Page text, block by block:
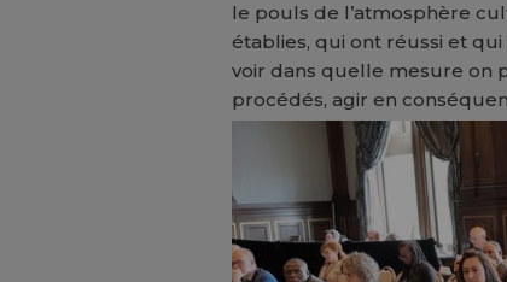
le pouls de l’atmosphère
établies, qui ont réussi et qui
voir dans quelle mesure on
procédés, agir en